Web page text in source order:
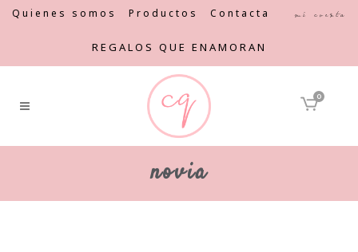
Quienes somos Productos Contacta Mi cuenta
REGALOS QUE ENAMORAN
0
novia